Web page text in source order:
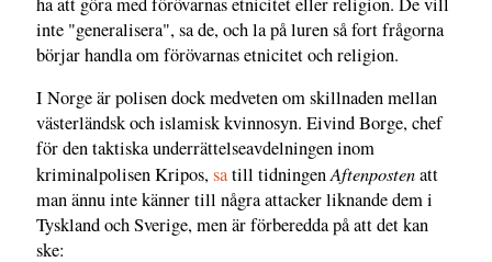
inte "generalisera", sa de, och la på luren så fort frågorna
börjar handla om förövarnas etnicitet och religion.
I Norge är polisen dock medveten om skillnaden mellan
västerländsk och islamisk kvinnosyn. Eivind Borge, chef
för den taktiska underrättelseavdelningen inom
kriminalpolisen Kripos,satill tidningenAftenpostenatt
man ännu inte känner till några attacker liknande dem i
Tyskland och Sverige, men är förberedda på att det kan
ske: